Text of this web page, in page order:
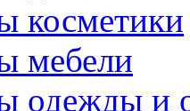
косметики
мебели
одежды и